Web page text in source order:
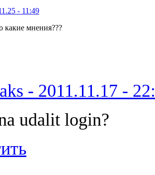
- 11:49
какие мнения???
- 2011.11.17 -
udalit login?